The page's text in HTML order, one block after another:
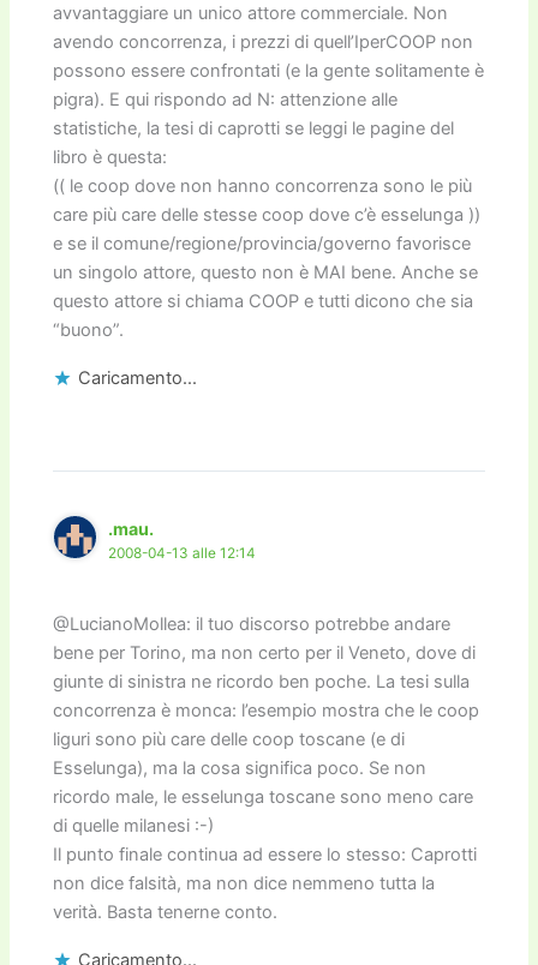
avvantaggiare un unico attore commerciale. Non
avendo concorrenza, i prezzi di quell’IperCOOP non
possono essere confrontati (e la gente solitamente è
pigra). E qui rispondo ad N: attenzione alle
statistiche, la tesi di caprotti se leggi le pagine del
libro è questa:
(( le coop dove non hanno concorrenza sono le più
care più care delle stesse coop dove c’è esselunga ))
e se il comune/regione/provincia/governo favorisce
un singolo attore, questo non è MAI bene. Anche se
questo attore si chiama COOP e tutti dicono che sia
“buono”.
Caricamento...
.mau.
2008-04-13 alle 12:14
@LucianoMollea: il tuo discorso potrebbe andare
bene per Torino, ma non certo per il Veneto, dove di
giunte di sinistra ne ricordo ben poche. La tesi sulla
concorrenza è monca: l’esempio mostra che le coop
liguri sono più care delle coop toscane (e di
Esselunga), ma la cosa significa poco. Se non
ricordo male, le esselunga toscane sono meno care
di quelle milanesi :-)
Il punto finale continua ad essere lo stesso: Caprotti
non dice falsità, ma non dice nemmeno tutta la
verità. Basta tenerne conto.
Caricamento...